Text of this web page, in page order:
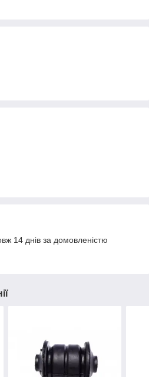
14 днів за домовленістю